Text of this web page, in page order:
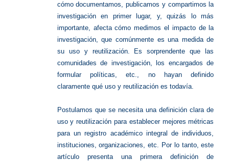
cómo documentamos, publicamos y compartimos la
investigación en primer lugar, y, quizás lo más
importante, afecta cómo medimos el impacto de la
investigación, que comúnmente es una medida de
su uso y reutilización. Es sorprendente que las
comunidades de investigación, los encargados de
formular políticas, etc., no hayan definido
claramente qué uso y reutilización es todavía.
Postulamos que se necesita una definición clara de
uso y reutilización para establecer mejores métricas
para un registro académico integral de individuos,
instituciones, organizaciones, etc. Por lo tanto, este
artículo presenta una primera definición de